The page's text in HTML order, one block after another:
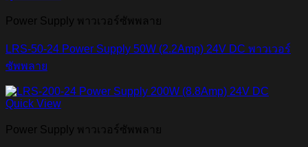
Power Supply พาวเวอร์ซัพพลาย
LRS-50-24 Power Supply 50W (2.2Amp) 24V DC พาวเวอร์
ซัพพลาย
Quick View
Power Supply พาวเวอร์ซัพพลาย